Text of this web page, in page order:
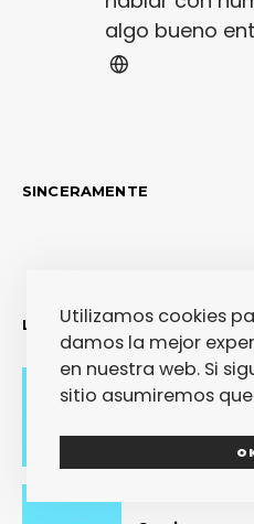
algo bueno
SINCERAMENTE
LO MÁS RECIENTE
Adiós con el
Utilizamos cookies
damos la mejor
en nuestra web. Si
sitio asumiremos